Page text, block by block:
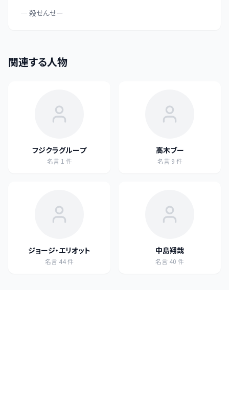
— 殺せんせー
関連する人物
フジクラグループ
名言 1 件
高木ブー
名言 9 件
ジョージ・エリオット
名言 44件
中島翔哉
名言 40 件